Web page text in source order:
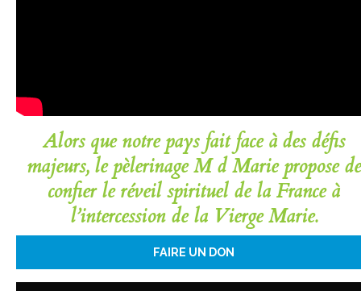
Alors que notre pays fait face à des défis
majeurs, le pèlerinage M d Marie propose de
confier le réveil spirituel de la France à
l’intercession de la Vierge Marie.
FAIRE UN DON